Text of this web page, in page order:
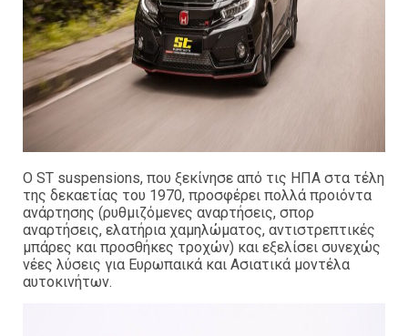
Ο ST suspensions, που ξεκίνησε από τις ΗΠΑ στα τέλη
της δεκαετίας του 1970, προσφέρει πολλά προιόντα
ανάρτησης (ρυθμιζόμενες αναρτήσεις, σπορ
αναρτήσεις, ελατήρια χαμηλώματος, αντιστρεπτικές
μπάρες και προσθήκες τροχών) και εξελίσει συνεχώς
νέες λύσεις για Ευρωπαικά και Ασιατικά μοντέλα
αυτοκινήτων.